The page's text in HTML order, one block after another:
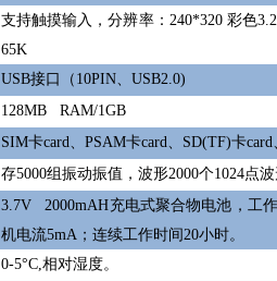
支持触摸输入，分辨率： 240*320 彩色3.2
65K
USB接口（10PIN、 USB2.0)
128MB RAM/1GB
SIM卡card、 PSAM卡card、 SD(TF)卡card
存5000组振动振值，波形2000个1024点
3.7V 2000mAH充电式聚合物电池，工
机电流5mA ；连续工作时间20小时。
0-5°C,相对湿度。